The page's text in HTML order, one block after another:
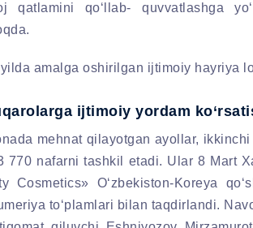
qatlamini qo‘llab- quvvatlashga
amalga oshirilgan ijtimoiy hayriya
ijtimoiy yordam
mehnat qilayotgan ayollar,
770 nafarni tashkil etadi. Ular 8 Mart
Cosmetics» O‘zbekiston-Koreya
to‘plamlari bilan taqdirlandi.